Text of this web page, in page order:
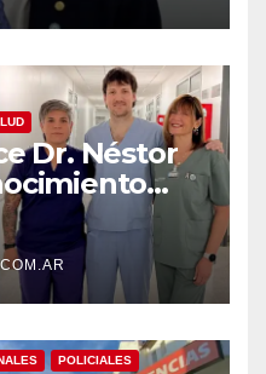
Dr. Néstor
calidad de
POLICIALES